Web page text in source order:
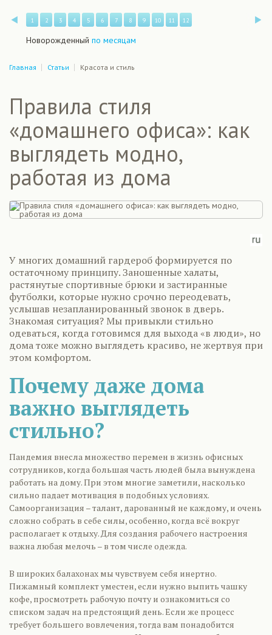
Назад
1 2 3 4 5 6 7 8 9 10 11 12
Новорожденный по месяцам
Главная Статьи Красота и стиль
Правила стиля
«домашнего офиса»: как
выглядеть модно,
работая из дома
У многих домашний гардероб формируется по
остаточному принципу. Заношенные халаты,
растянутые спортивные брюки и застиранные
футболки, которые нужно срочно переодевать,
услышав незапланированный звонок в дверь.
Знакомая ситуация? Мы привыкли стильно
одеваться, когда готовимся для выхода «в люди», но
дома тоже можно выглядеть красиво, не жертвуя при
этом комфортом.
Почему даже дома
важно выглядеть
стильно?
Пандемия внесла множество перемен в жизнь офисных
сотрудников, когда большая часть людей была вынуждена
работать на дому. При этом многие заметили, насколько
сильно падает мотивация в подобных условиях.
Самоорганизация – талант, дарованный не каждому, и очень
сложно собрать в себе силы, особенно, когда всё вокруг
располагает к отдыху. Для создания рабочего настроения
важна любая мелочь – в том числе одежда.
В широких балахонах мы чувствуем себя инертно.
Пижамный комплект уместен, если нужно выпить чашку
кофе, просмотреть рабочую почту и ознакомиться со
списком задач на предстоящий день. Если же процесс
требует большего вовлечения, тогда вам понадобится